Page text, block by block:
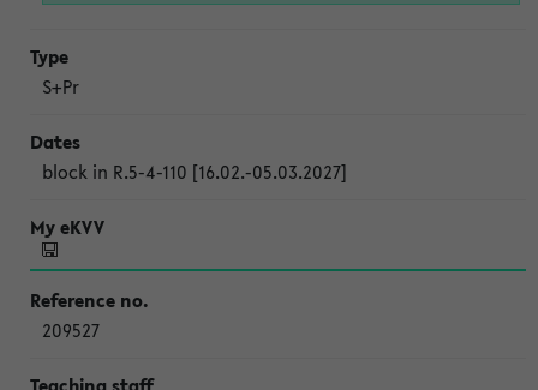
S+Pr
block in R.5-4-110 [16.02.-05.03.2027]
209527